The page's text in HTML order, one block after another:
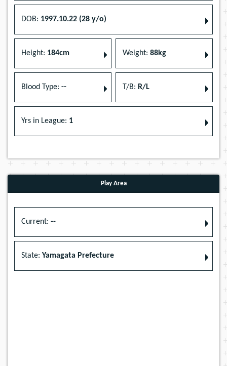
DOB: 1997.10.22 (28 y/o)
Height: 184cm Weight: 88kg
Blood Type: -- T/B: R/L
Yrs in League: 1
Play Area
Current: --
State: Yamagata Prefecture